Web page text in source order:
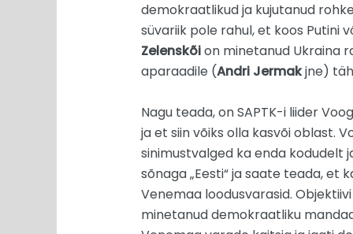
demokraatlikud ja kujutanud
süvariik pole rahul, et koos Putini
Zelenskõion minetanud Ukraina
aparaadile (Andri Jermakjne)
Nagu teada, on SAPTK-i liider
ja et siin võiks olla kasvõi oblast.
sinimustvalged ka enda kodudelt
sõnaga „Eesti“ ja saate teada, et
Venemaa loodusvarasid.
minetanud demokraatliku